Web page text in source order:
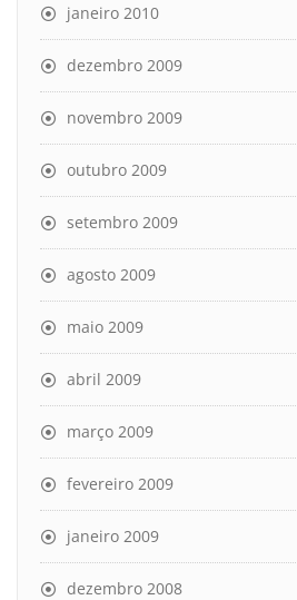
janeiro 2010
dezembro 2009
novembro 2009
outubro 2009
setembro 2009
agosto 2009
maio 2009
abril 2009
março 2009
fevereiro 2009
janeiro 2009
dezembro 2008